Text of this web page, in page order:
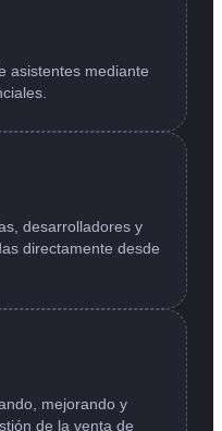
asistentes mediante
desarrolladores y
directamente desde
mejorando y
de la venta de